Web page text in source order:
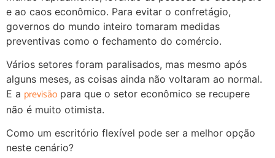
e ao caos econômico. Para evitar o confretágio,
governos do mundo inteiro tomaram medidas
preventivas como o fechamento do comércio.
Vários setores foram paralisados, mas mesmo após
alguns meses, as coisas ainda não voltaram ao normal.
E a previsão para que o setor econômico se recupere
não é muito otimista.
Como um escritório flexível pode ser a melhor opção
neste cenário?